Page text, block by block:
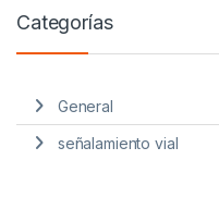
Categorías
General
señalamiento vial